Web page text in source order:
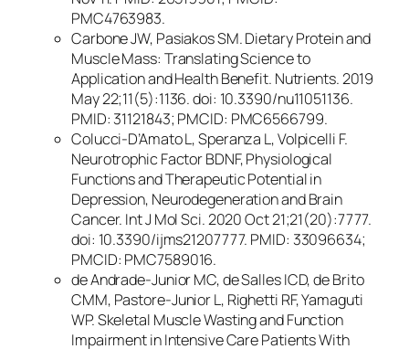
PMC4763983.
Carbone JW, Pasiakos SM. Dietary Protein and
Muscle Mass: Translating Science to
Application and Health Benefit. Nutrients. 2019
May 22;11(5):1136. doi: 10.3390/nu11051136.
PMID: 31121843; PMCID: PMC6566799.
Colucci-D’Amato L, Speranza L, Volpicelli F.
Neurotrophic Factor BDNF, Physiological
Functions and Therapeutic Potential in
Depression, Neurodegeneration and Brain
Cancer. Int J Mol Sci. 2020 Oct 21;21(20):7777.
doi: 10.3390/ijms21207777. PMID: 33096634;
PMCID: PMC7589016.
de Andrade-Junior MC, de Salles ICD, de Brito
CMM, Pastore-Junior L, Righetti RF, Yamaguti
WP. Skeletal Muscle Wasting and Function
Impairment in Intensive Care Patients With